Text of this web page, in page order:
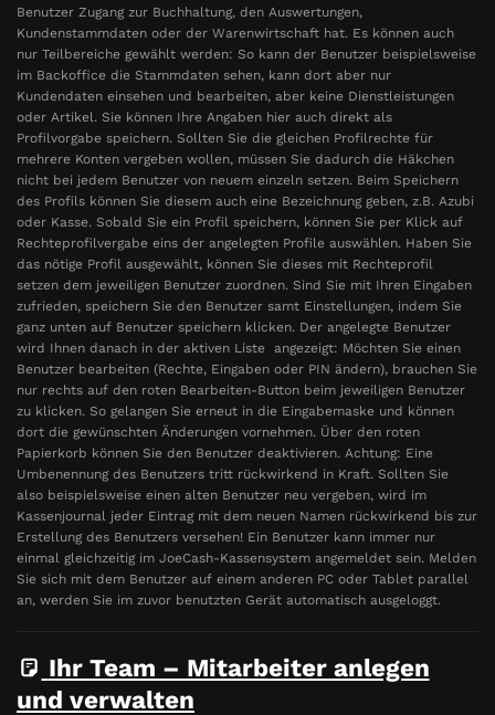
Benutzer Zugang zur Buchhaltung, den Auswertungen,
Kundenstammdaten oder der Warenwirtschaft hat. Es können auch
nur Teilbereiche gewählt werden: So kann der Benutzer beispielsweise
im Backoffice die Stammdaten sehen, kann dort aber nur
Kundendaten einsehen und bearbeiten, aber keine Dienstleistungen
oder Artikel. Sie können Ihre Angaben hier auch direkt als
Profilvorgabe speichern. Sollten Sie die gleichen Profilrechte für
mehrere Konten vergeben wollen, müssen Sie dadurch die Häkchen
nicht bei jedem Benutzer von neuem einzeln setzen. Beim Speichern
des Profils können Sie diesem auch eine Bezeichnung geben, z.B. Azubi
oder Kasse. Sobald Sie ein Profil speichern, können Sie per Klick auf
Rechteprofilvergabe eins der angelegten Profile auswählen. Haben Sie
das nötige Profil ausgewählt, können Sie dieses mit Rechteprofil
setzen dem jeweiligen Benutzer zuordnen. Sind Sie mit Ihren Eingaben
zufrieden, speichern Sie den Benutzer samt Einstellungen, indem Sie
ganz unten auf Benutzer speichern klicken. Der angelegte Benutzer
wird Ihnen danach in der aktiven Liste angezeigt: Möchten Sie einen
Benutzer bearbeiten (Rechte, Eingaben oder PIN ändern), brauchen Sie
nur rechts auf den roten Bearbeiten-Button beim jeweiligen Benutzer
zu klicken. So gelangen Sie erneut in die Eingabemaske und können
dort die gewünschten Änderungen vornehmen. Über den roten
Papierkorb können Sie den Benutzer deaktivieren. Achtung: Eine
Umbenennung des Benutzers tritt rückwirkend in Kraft. Sollten Sie
also beispielsweise einen alten Benutzer neu vergeben, wird im
Kassenjournal jeder Eintrag mit dem neuen Namen rückwirkend bis zur
Erstellung des Benutzers versehen! Ein Benutzer kann immer nur
einmal gleichzeitig im JoeCash-Kassensystem angemeldet sein. Melden
Sie sich mit dem Benutzer auf einem anderen PC oder Tablet parallel
an, werden Sie im zuvor benutzten Gerät automatisch ausgeloggt.
Ihr Team – Mitarbeiter anlegen
und verwalten